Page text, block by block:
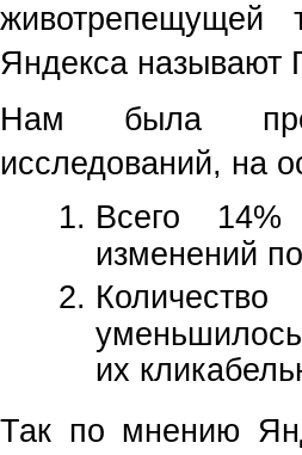
животрепещущей
Яндекса называют
Нам была
исследований, на
Всего
изменений
их
Так по мнению